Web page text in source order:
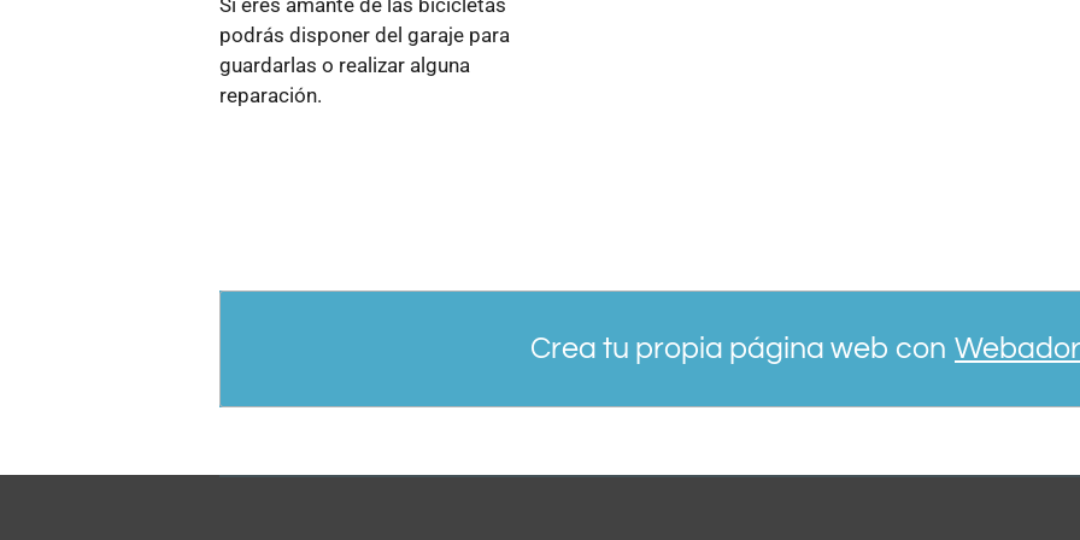
podrás disponer del garaje para
guardarlas o realizar alguna
reparación.
Crea tu propia página web con Webador